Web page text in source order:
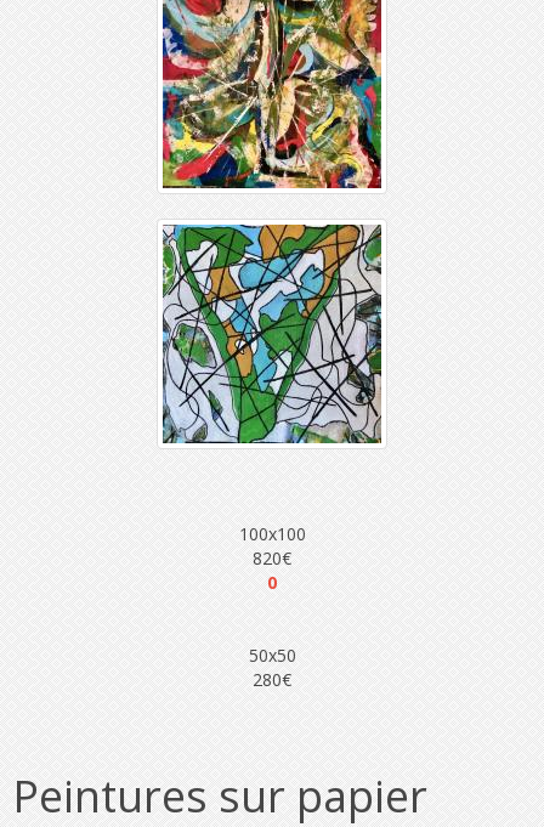
100x100
820€
0
50x50
280€
Peintures sur papier